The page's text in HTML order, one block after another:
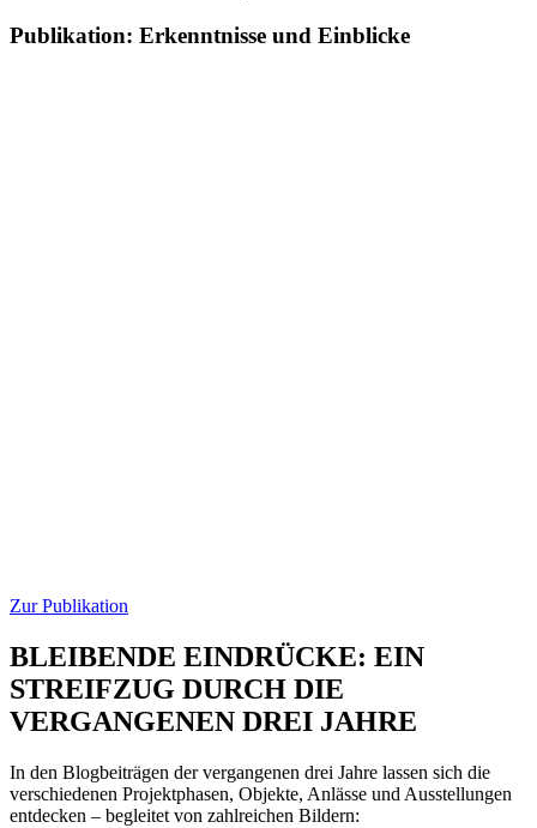
Publikation: Erkenntnisse und Einblicke
Zur Publikation
BLEIBENDE EINDRÜCKE: EIN
STREIFZUG DURCH DIE
VERGANGENEN DREI JAHRE
In den Blogbeiträgen der vergangenen drei Jahre lassen sich die
verschiedenen Projektphasen, Objekte, Anlässe und Ausstellungen
entdecken – begleitet von zahlreichen Bildern: